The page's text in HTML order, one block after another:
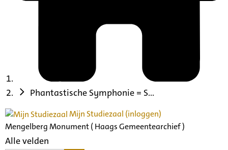
Phantastische Symphonie = S...
Mijn Studiezaal (inloggen)
Mengelberg Monument ( Haags Gemeentearchief )
Alle velden